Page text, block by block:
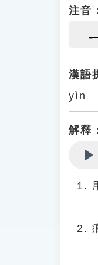
注音：
漢語
yìn
解釋：